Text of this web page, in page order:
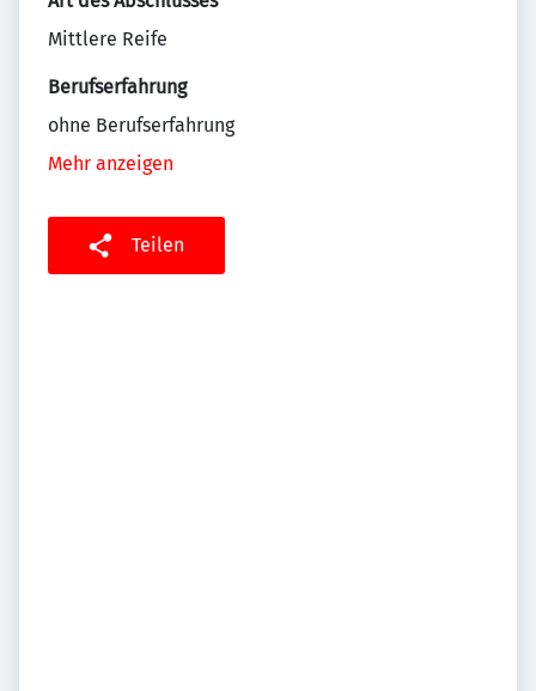
Mittlere Reife
Berufserfahrung
ohne Berufserfahrung
Mehr anzeigen
Teilen